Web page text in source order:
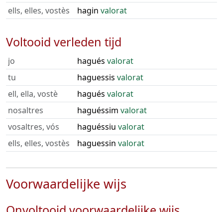
ells, elles, vostès
hagin valorat
Voltooid verleden tijd
jo hagués valorat
tu
haguessis valorat
ell, ella, vostè
hagués valorat
nosaltres
haguéssim valorat
vosaltres, vós
haguéssiu valorat
ells, elles, vostès
haguessin valorat
Voorwaardelijke wijs